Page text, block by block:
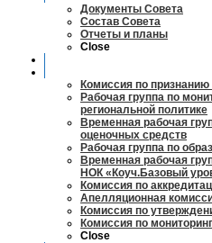
Документы Совета
Состав Совета
Отчеты и планы
Close
Комиссия по
Рабочая группа по
региональной политике
Временная рабочая
оценочных средств
Рабочая группа по
Временная рабочая
НОК «Коуч.Базовый
Комиссия по
Апелляционная
Комиссия по
Комиссия по
Close